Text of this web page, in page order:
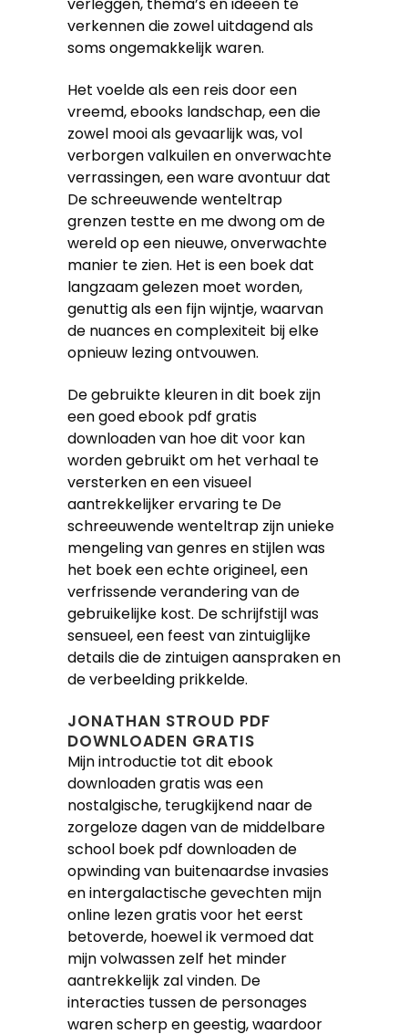
verkennen die zowel uitdagend als
soms ongemakkelijk waren.
Het voelde als een reis door een
vreemd, ebooks landschap, een die
zowel mooi als gevaarlijk was, vol
verborgen valkuilen en onverwachte
verrassingen, een ware avontuur dat
De schreeuwende wenteltrap
grenzen testte en me dwong om de
wereld op een nieuwe, onverwachte
manier te zien. Het is een boek dat
langzaam gelezen moet worden,
genuttig als een fijn wijntje, waarvan
de nuances en complexiteit bij elke
opnieuw lezing ontvouwen.
De gebruikte kleuren in dit boek zijn
een goed ebook pdf gratis
downloaden van hoe dit voor kan
worden gebruikt om het verhaal te
versterken en een visueel
aantrekkelijker ervaring te De
schreeuwende wenteltrap zijn unieke
mengeling van genres en stijlen was
het boek een echte origineel, een
verfrissende verandering van de
gebruikelijke kost. De schrijfstijl was
sensueel, een feest van zintuiglijke
details die de zintuigen aanspraken en
de verbeelding prikkelde.
JONATHAN STROUD PDF
DOWNLOADEN GRATIS
Mijn introductie tot dit ebook
downloaden gratis was een
nostalgische, terugkijkend naar de
zorgeloze dagen van de middelbare
school boek pdf downloaden de
opwinding van buitenaardse invasies
en intergalactische gevechten mijn
online lezen gratis voor het eerst
betoverde, hoewel ik vermoed dat
mijn volwassen zelf het minder
aantrekkelijk zal vinden. De
interacties tussen de personages
waren scherp en geestig, waardoor